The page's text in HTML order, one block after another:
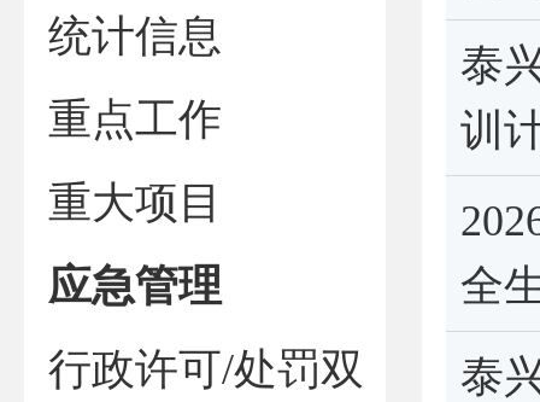
统计信息
重点工作
重大项目
应急管理
行政许可/处罚双
泰
训
全
泰